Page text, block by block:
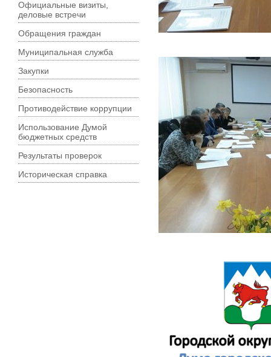
Официальные визиты,
деловые встречи
Обращения граждан
Муниципальная служба
Закупки
Безопасность
Противодействие коррупции
Использование Думой
бюджетных средств
Результаты проверок
Историческая справка